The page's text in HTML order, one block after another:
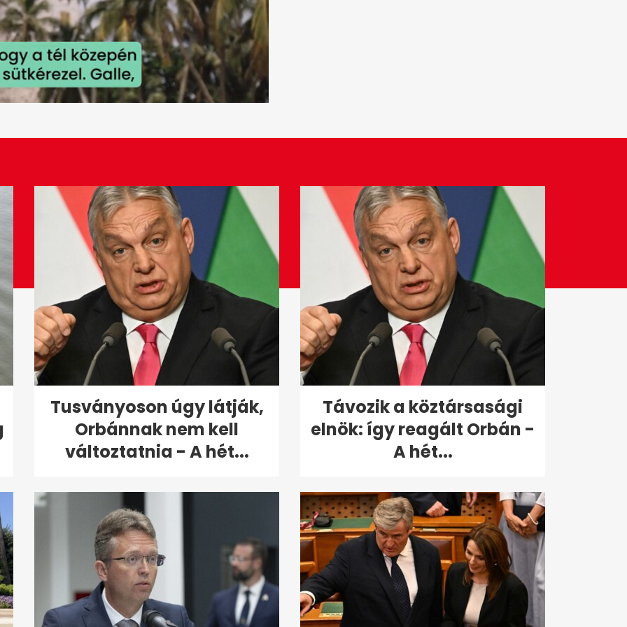
Tusványoson úgy látják,
Orbánnak nem kell
változtatnia - A hét...
Távozik a köztársasági
elnök: így reagált Orbán -
A hét...